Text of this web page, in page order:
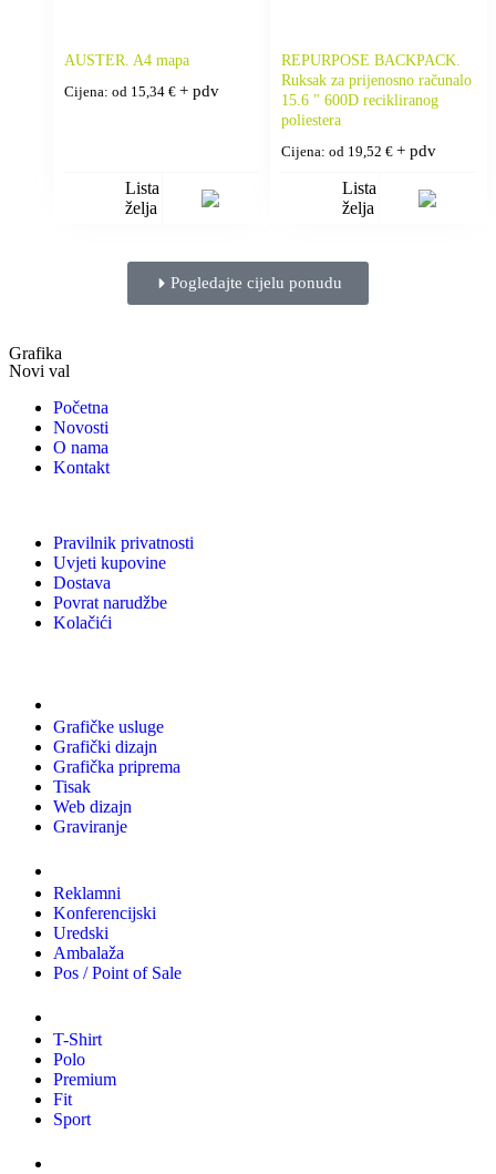
AUSTER. A4 mapa
Cijena: od 15,34 € + pdv
Lista
želja
REPURPOSE BACKPACK.
Ruksak za prijenosno računalo
15.6 " 600D recikliranog
poliestera
Cijena: od 19,52 € + pdv
Lista
želja
Pogledajte cijelu ponudu
Grafika
Novi val
Početna
Novosti
O nama
Kontakt
Pravilnik privatnosti
Uvjeti kupovine
Dostava
Povrat narudžbe
Kolačići
Grafičke usluge
Grafički dizajn
Grafička priprema
Tisak
Web dizajn
Graviranje
Reklamni
Konferencijski
Uredski
Ambalaža
Pos / Point of Sale
T-Shirt
Polo
Premium
Fit
Sport